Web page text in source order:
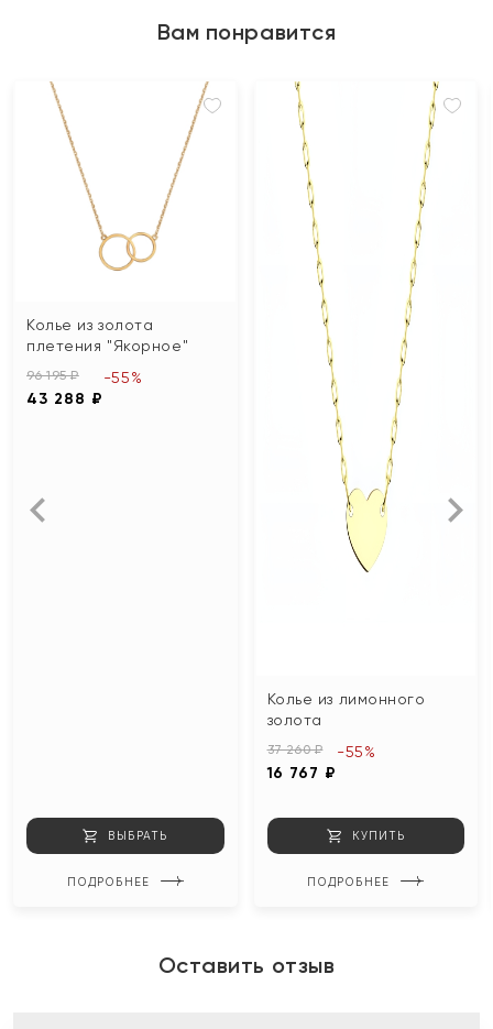
Вам понравится
Колье из золота
плетения "Якорное"
96 195 ₽
43 288 ₽
-55%
ВЫБРАТЬ
ПОДРОБНЕЕ
Колье из лимонного
золота
37 260 ₽
16 767 ₽
-55%
КУПИТЬ
ПОДРОБНЕЕ
Оставить отзыв